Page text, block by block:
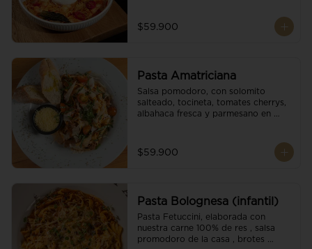
$59.900
Pasta Amatriciana
Salsa pomodoro, con solomito
salteado, tocineta, tomates cherrys,
albahaca fresca y parmesano en
$59.900
Pasta Bolognesa (infantil)
Pasta Fetuccini, elaborada con
nuestra carne 100% de res , salsa
promodoro de la casa , brotes